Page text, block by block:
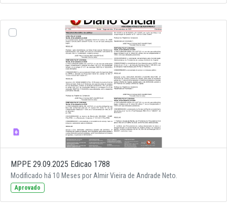
MPPE 29.09.2025 Edicao 1788
Modificado há 10 Meses por Almir Vieira de Andrade Neto.
Aprovado